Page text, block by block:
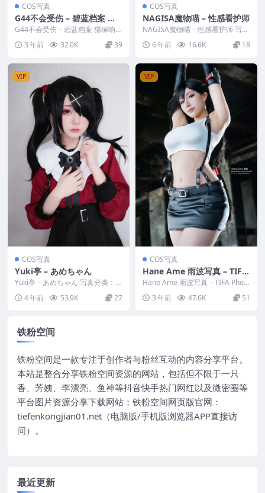
COS写真
G44不会受伤 – 碧蓝档案 猫
塚响
G44不会受伤 – 碧蓝档案 猫塚响
写真分类：唯美，参与模特：G44
不会受伤 ...
3 年前 32.0K 39
COS写真
NAGISA魔物喵 – 性感看护师
NAGISA魔物喵 – 性感看护师 写真
分类：唯美，参与模特：NAGISA
魔物喵...
6 年前 16.6K 18
VIP
COS写真
Yuki亭 – あめちゃん
Yuki亭 – あめちゃん 写真分类：唯
美，参与模特：Yuki亭 [套图大
小]：...
4 年前 53.9K 27
VIP
COS写真
Hane Ame 雨波写真 – TIFA
Photobook (Final Fantasy
VII)
Hane Ame 雨波写真 – TIFA Photo
3 年前 47.6K 51
铁粉空间
铁粉空间是一款专注于创作者与粉丝互动的内容分享平台。
本站是整合分享铁粉空间资源的网站，包括但不限于一只
香、芳姨、李漂亮、鱼神等抖音快手热门网红以及微密圈等
平台图片资源分享下载网站；铁粉空间网页版官网：
tiefenkongjian01.net（电脑版/手机版浏览器APP直接访
问）。
最近更新